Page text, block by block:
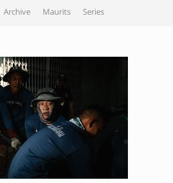
Archive Maurits Series